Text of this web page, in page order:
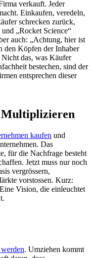
verkauft. Jeder
Einkaufen, veredeln,
schrecken zurück,
„Rocket Science“
auch: „Achtung, hier ist
den Köpfen der Inhaber
Nicht das, was Käufer
bestechen, sind der
entsprechen dieser
Multiplizieren
kaufen und
Das
für die Nachfrage besteht
Jetzt muss nur noch
vergrössern,
vorstossen. Kurz:
Vision, die einleuchtet
. Umziehen kommt